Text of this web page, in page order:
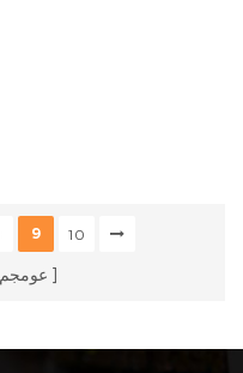
9 10
عومجم